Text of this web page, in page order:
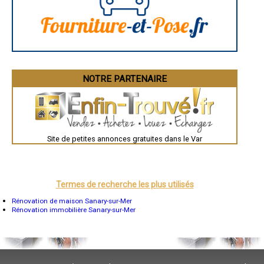
Périgueux
Besançon
Évreux
Brest
Toulouse
Bordeaux
Montpellier
Rennes
Nantes
Orléans
Mende
Angers
NOTRE PARTENAIRE
Site de petites annonces gratuites dans le Var
Termes de recherche les plus utilisés
Rénovation de maison Sanary-sur-Mer
Rénovation immobilière Sanary-sur-Mer